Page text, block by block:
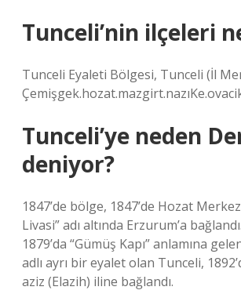
Tunceli’nin ilçeleri
Tunceli Eyaleti Bölgesi, Tunceli (İl
Tunceli’ye neden
deniyor?
1847’de bölge, 1847’de Hozat
Livasi” adı altında Erzurum’a
1879’da “Gümüş Kapı” anlamına
adlı ayrı bir eyalet olan Tunceli,
aziz (Elazih) iline bağlandı.